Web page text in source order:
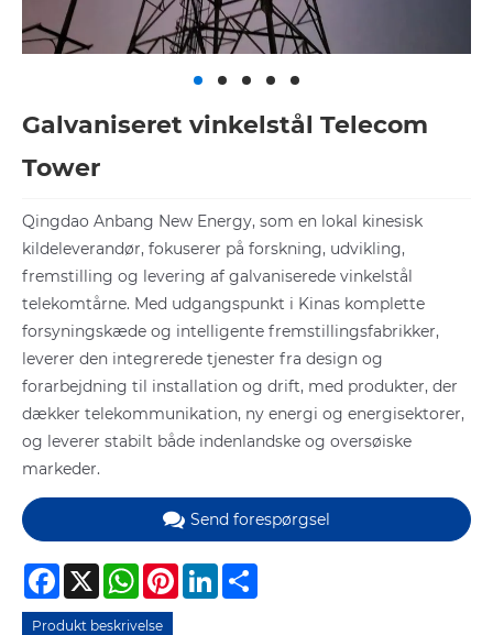
Galvaniseret vinkelstål Telecom
Tower
Qingdao Anbang New Energy, som en lokal kinesisk
kildeleverandør, fokuserer på forskning, udvikling,
fremstilling og levering af galvaniserede vinkelstål
telekomtårne. Med udgangspunkt i Kinas komplette
forsyningskæde og intelligente fremstillingsfabrikker,
leverer den integrerede tjenester fra design og
forarbejdning til installation og drift, med produkter, der
dækker telekommunikation, ny energi og energisektorer,
og leverer stabilt både indenlandske og oversøiske
markeder.
Send forespørgsel
Facebook
X WhatsAppPinterestLinkedIn
Produkt beskrivelse